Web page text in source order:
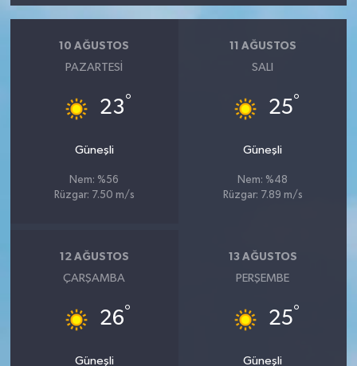
10 AĞUSTOS
PAZARTESI
23°
Güneşli
Nem: %56
Rüzgar: 7.50 m/s
11 AĞUSTOS
SALI
25°
Güneşli
Nem: %48
Rüzgar: 7.89 m/s
12 AĞUSTOS
ÇARŞAMBA
26°
Güneşli
13 AĞUSTOS
PERŞEMBE
25°
Güneşli